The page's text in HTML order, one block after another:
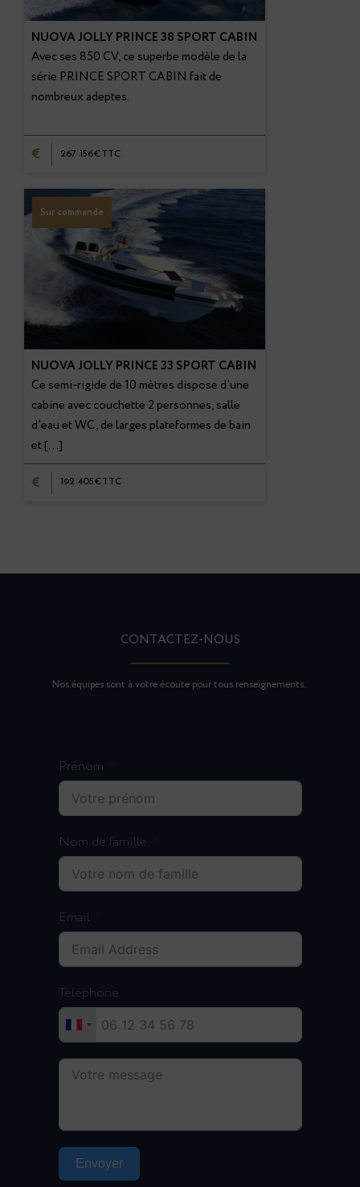
NUOVA JOLLY PRINCE 38 SPORT CABIN
Avec ses 850 CV, ce superbe modèle de la
série PRINCE SPORT CABIN fait de
nombreux adeptes.
€ 267 156€TTC
NUOVA JOLLY PRINCE 33 SPORT CABIN
Ce semi-rigide de 10 mètres dispose d'une
cabine avec couchette 2 personnes, salle
d’eau et WC, de larges plateformes de bain
et […]
Sur commande
€ 192 405€TTC
CONTACTEZ-NOUS
Nos équipes sont à votre écoute pour tous renseignements.
Prénom
Nom de famille
Email
Téléphone
Envoyer